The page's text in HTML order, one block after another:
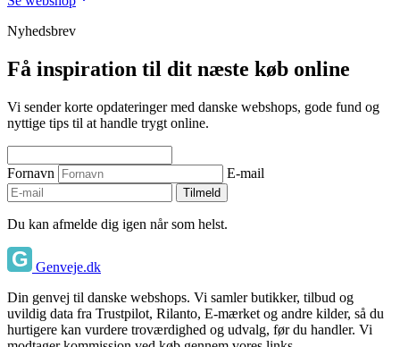
Nyhedsbrev
Få inspiration til dit næste køb online
Vi sender korte opdateringer med danske webshops, gode fund og
nyttige tips til at handle trygt online.
Fornavn E-mail
Tilmeld
Du kan afmelde dig igen når som helst.
Genveje.dk
Din genvej til danske webshops. Vi samler butikker, tilbud og
uvildig data fra Trustpilot, Rilanto, E-mærket og andre kilder, så du
hurtigere kan vurdere troværdighed og udvalg, før du handler. Vi